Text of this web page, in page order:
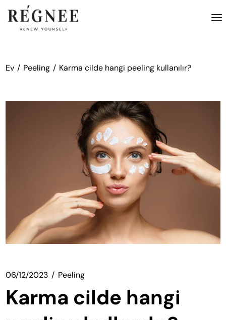
atla
Ev Peeling Karma cilde hangi peeling kullanılır?
06/12/2023 Peeling
Karma cilde hangi